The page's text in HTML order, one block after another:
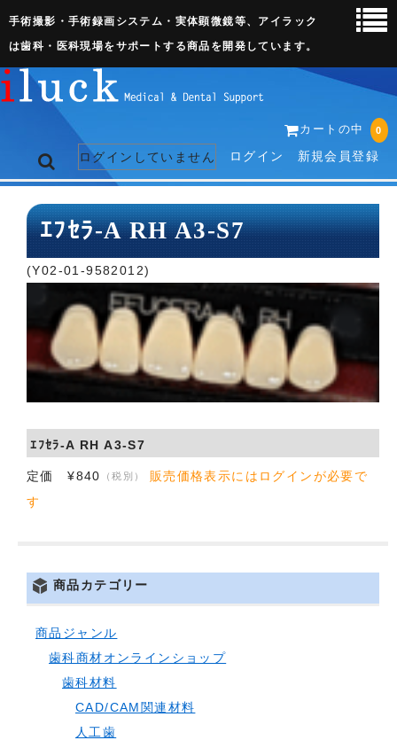
手術撮影・手術録画システム・実体顕微鏡等、アイラック
は歯科・医科現場をサポートする商品を開発しています。
カートの中 0
ログインしていません ログイン 新規会員登録
トップページ
術野撮影キット
3D実体顕微鏡
会社概要
お問い合わせ
ｴﾌｾﾗ-A RH A3-S7
(Y02-01-9582012)
ｴﾌｾﾗ-A RH A3-S7
定価 ¥840 （税別）
販売価格表示にはログインが必要で
す
商品カテゴリー
商品ジャンル
歯科商材オンラインショップ
歯科材料
CAD/CAM関連材料
人工歯